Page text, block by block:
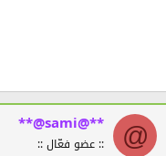
@
**@sami@**
:: عضو فعّال ::